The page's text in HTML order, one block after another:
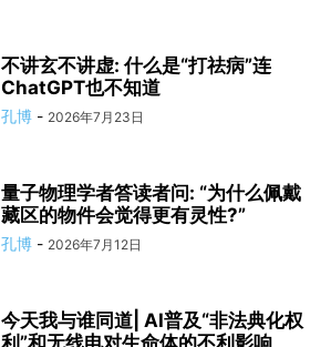
不讲玄不讲虚: 什么是“打祛病”连
ChatGPT也不知道
孔博 - 2026年7月23日
量子物理学者答读者问: “为什么佩戴
藏区的物件会觉得更有灵性?”
孔博 - 2026年7月12日
今天我与谁同道| AI普及“非法典化权